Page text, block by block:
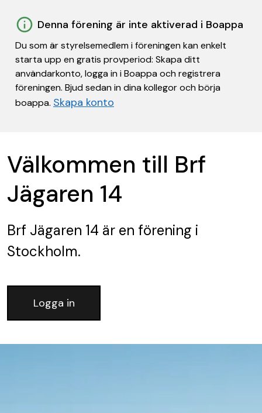
Denna förening är inte aktiverad i Boappa
Du som är styrelsemedlem i föreningen kan enkelt
starta upp en gratis provperiod: Skapa ditt
användarkonto, logga in i Boappa och registrera
föreningen. Bjud sedan in dina kollegor och börja
boappa. Skapa konto
Välkommen till Brf
Jägaren 14
Brf Jägaren 14 är en förening i
Stockholm.
Logga in